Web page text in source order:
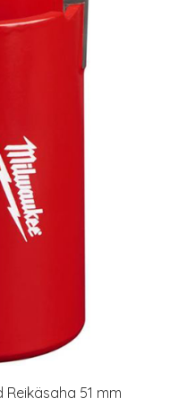
Reikäsaha 51 mm